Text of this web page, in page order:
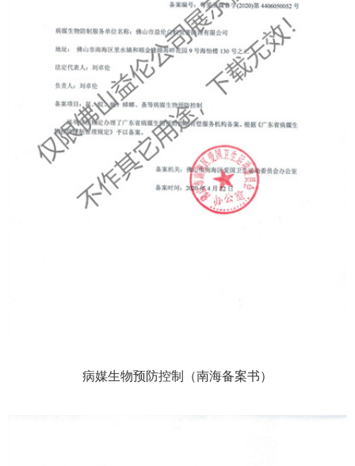
病媒生物预防控制（南海备案书）